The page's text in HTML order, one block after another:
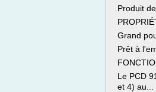
Produit
Grand
Prêt à
Le PCD
et 4) au...